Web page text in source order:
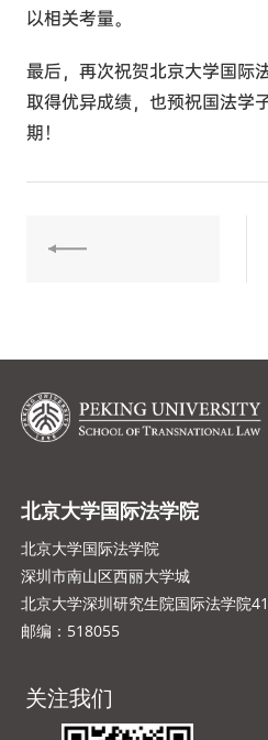
以相关考量。
最后，再次祝贺北京大学国际
取得优异成绩，也预祝国法学
期！
北京大学国际法学院
北京大学国际法学院
深圳市南山区西丽大学城
北京大学深圳研究生院国际法学院
邮编：518055
关注我们